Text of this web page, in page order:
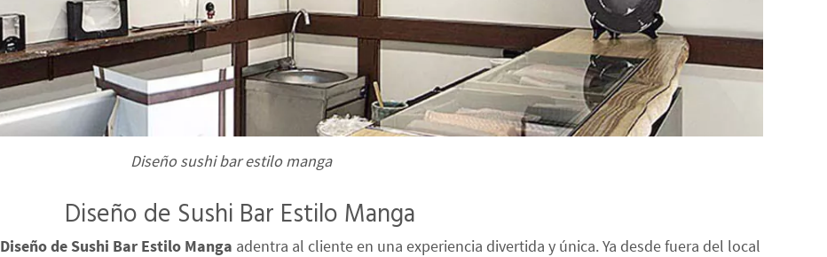
Diseño sushi bar estilo manga
Diseño de Sushi Bar Estilo Manga
Diseño de Sushi Bar Estilo Manga adentra al cliente en una experiencia divertida y única. Ya desde fuera del local